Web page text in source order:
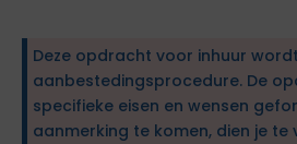
Deze opdracht voor inhuur
aanbestedingsprocedure. De
specifieke eisen en wensen
aanmerking te komen, dien je